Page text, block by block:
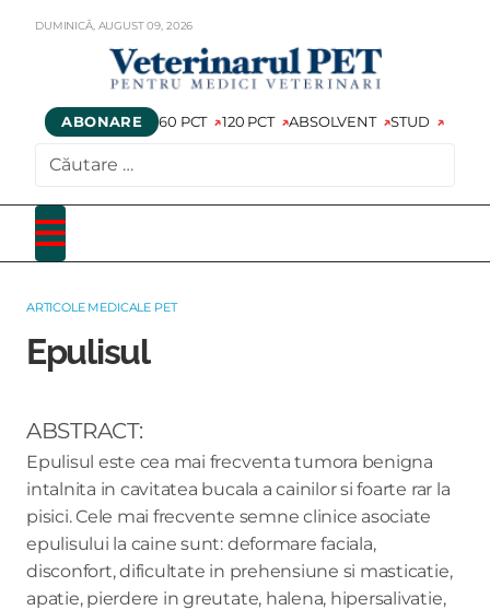
DUMINICĂ, AUGUST09, 2026
ABONARE 60 PCT 120 PCT ABSOLVENT STUD
ARTICOLE MEDICALE PET
Epulisul
ABSTRACT:
Epulisul este cea mai frecventa tumora benigna
intalnita in cavitatea bucala a cainilor si foarte rar la
pisici. Cele mai frecvente semne clinice asociate
epulisului la caine sunt: deformare faciala,
disconfort, dificultate in prehensiune si masticatie,
apatie, pierdere in greutate, halena, hipersalivatie,